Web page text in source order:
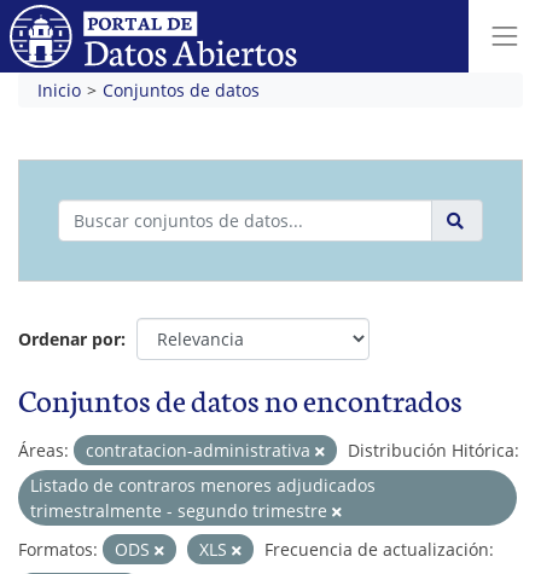
Inicio Conjuntos de datos
Ordenar por
Conjuntos de datos no encontrados
Áreas: contratacion-administrativa
Distribución Hitórica:
Listado de contraros menores adjudicados
trimestralmente - segundo trimestre
Formatos:
ODS XLS
Frecuencia de actualización: